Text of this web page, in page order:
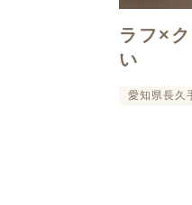
ラフ×
い
愛知県長久